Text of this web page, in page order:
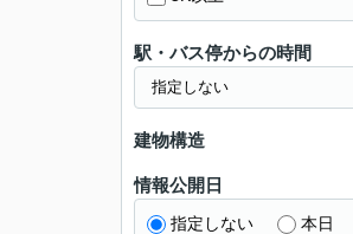
駅・バス停からの時間
建物構造
情報公開日
指定しない 本日